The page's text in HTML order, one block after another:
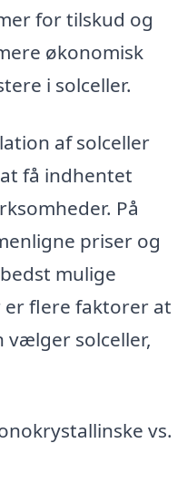
for tilskud og
økonomisk
i solceller.
af solceller
få indhentet
På
priser og
mulige
er flere faktorer at
vælger solceller,
vs.